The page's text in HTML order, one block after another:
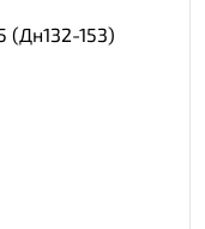
(Дн132-153)